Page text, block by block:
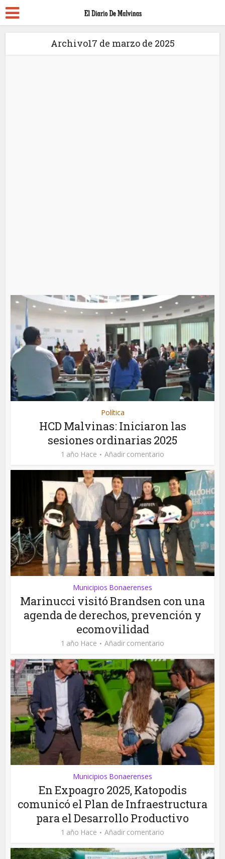
Archivo17 de marzo de 2025
Política
HCD Malvinas: Iniciaron las
sesiones ordinarias 2025
1 año Hace Añadir comentario
Municipios Bonaerenses
Marinucci visitó Brandsen con una
agenda de derechos, prevención y
ecomovilidad
1 año Hace Añadir comentario
Municipios Bonaerenses
En Expoagro 2025, Katopodis
comunicó el Plan de Infraestructura
para el Desarrollo Productivo
1 año Hace Añadir comentario